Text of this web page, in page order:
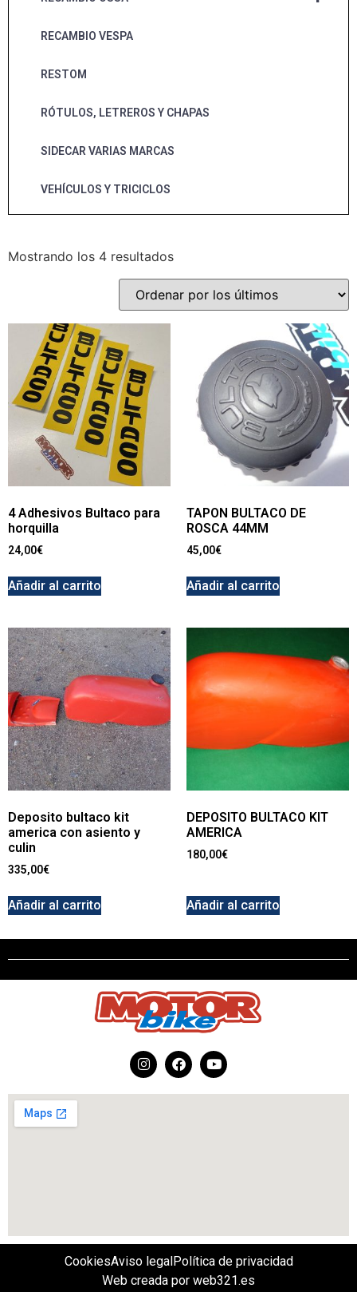
RECAMBIO VESPA
RESTOM
RÓTULOS, LETREROS Y CHAPAS
SIDECAR VARIAS MARCAS
VEHÍCULOS Y TRICICLOS
Mostrando los 4 resultados
4 Adhesivos Bultaco para
horquilla
24,00€
Añadir al carrito
TAPON BULTACO DE
ROSCA 44MM
45,00€
Añadir al carrito
Deposito bultaco kit
america con asiento y
culin
335,00€
Añadir al carrito
DEPOSITO BULTACO KIT
AMERICA
180,00€
Añadir al carrito
CookiesAviso legalPolítica de privacidad
Web creada por web321.es